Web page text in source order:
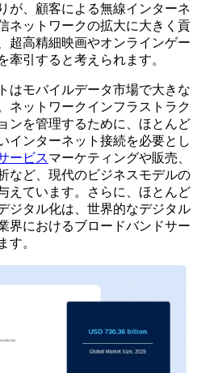
が、顧客による無線インターネ
ネットワークの拡大に大きく貢
超高精細映画やオンラインゲー
牽引すると考えられます。
はモバイルデータ市場で大きな
ネットワークインフラストラク
ンを管理するために、ほとんど
インターネット接続を必要とし
ービスマーケティングや販売、
など、現代のビジネスモデルの
えています。さらに、ほとんど
ジタル化は、世界的なデジタル
界におけるブロードバンドサー
す。